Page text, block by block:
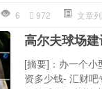
6 972 文章
高尔夫球场
[摘要]：办一个小
资多少钱- 汇财